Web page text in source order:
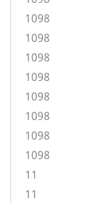
1098
1098
1098
1098
1098
1098
1098
1098
11
11